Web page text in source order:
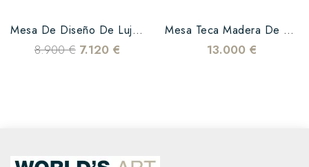
Mesa De Diseño De Lujo Y 4...
8.900 € 7.120 €
Mesa Teca Madera De Testa...
13.000 €